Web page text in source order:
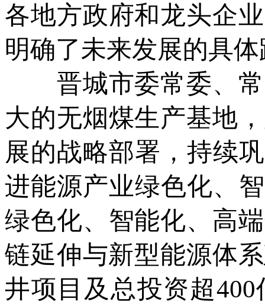
各地方政府和龙头企
明确了未来发展的具
晋城市委常委、常
大的无烟煤生产基地
展的战略部署，持续
进能源产业绿色化、
绿色化、智能化、高
链延伸与新型能源体
井项目及总投资超